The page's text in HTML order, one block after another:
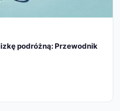
podróżną: Przewodnik